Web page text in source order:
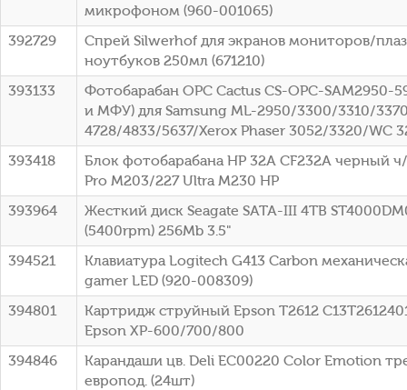
микрофоном (960-001065)
392729
Спрей Silwerhof для экранов мониторов/
ноутбуков 250мл (671210)
393133
Фотобарабан OPC Cactus CS-OPC-
и МФУ) для Samsung ML-2950/3300/3310/
4728/4833/5637/Xerox Phaser 3052/3320/WC
393418
Блок фотобарабана HP 32A CF232A черный
Pro M203/227 Ultra M230 HP
393964
Жесткий диск Seagate SATA-III 4TB
(5400rpm) 256Mb 3.5"
394521
Клавиатура Logitech G413 Carbon
gamer LED (920-008309)
394801
Картридж струйный Epson T2612
Epson XP-600/700/800
394846
Карандаши цв. Deli EC00220 Color Emotion
европод. (24шт)